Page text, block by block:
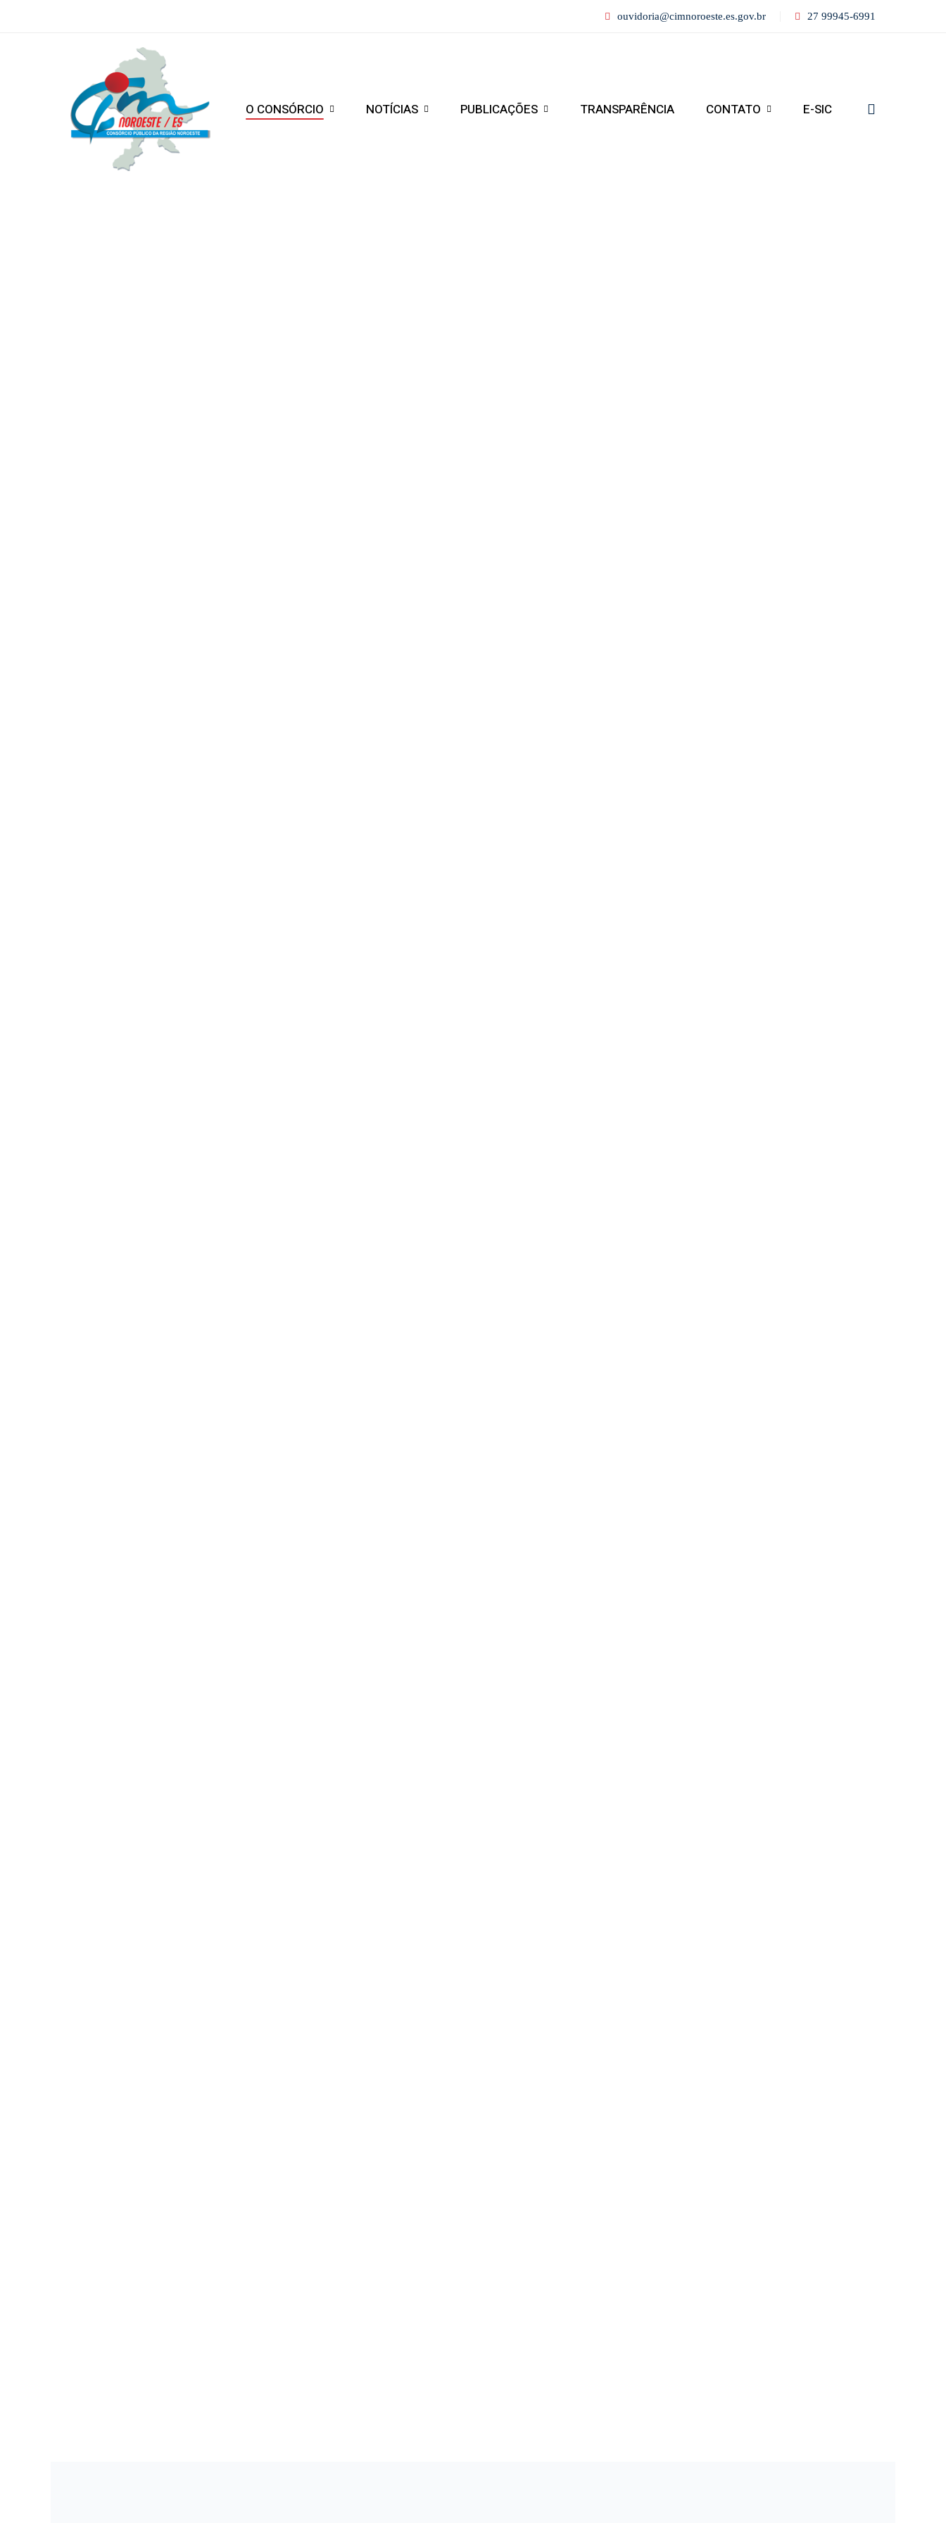
ouvidoria@cimnoroeste.es.gov.br 27 99945-6991
O CONSÓRCIO NOTÍCIAS PUBLICAÇÕES TRANSPARÊNCIA CONTATO E-SIC